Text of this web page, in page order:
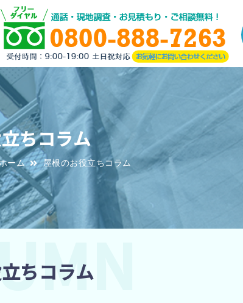
ちコラム
ーム 屋根のお役立ちコラム
ちコラム